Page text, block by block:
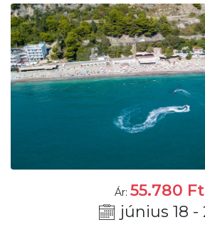
Ár: 55.780 Ft
június 18 -